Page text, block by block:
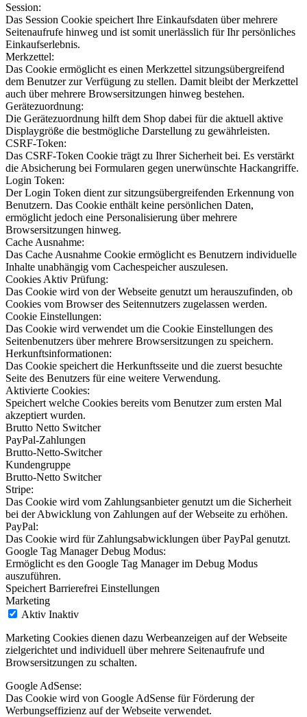
Session:
Das Session Cookie speichert Ihre Einkaufsdaten über mehrere
Seitenaufrufe hinweg und ist somit unerlässlich für Ihr persönliches
Einkaufserlebnis.
Merkzettel:
Das Cookie ermöglicht es einen Merkzettel sitzungsübergreifend
dem Benutzer zur Verfügung zu stellen. Damit bleibt der Merkzettel
auch über mehrere Browsersitzungen hinweg bestehen.
Gerätezuordnung:
Die Gerätezuordnung hilft dem Shop dabei für die aktuell aktive
Displaygröße die bestmögliche Darstellung zu gewährleisten.
CSRF-Token:
Das CSRF-Token Cookie trägt zu Ihrer Sicherheit bei. Es verstärkt
die Absicherung bei Formularen gegen unerwünschte Hackangriffe.
Login Token:
Der Login Token dient zur sitzungsübergreifenden Erkennung von
Benutzern. Das Cookie enthält keine persönlichen Daten,
ermöglicht jedoch eine Personalisierung über mehrere
Browsersitzungen hinweg.
Cache Ausnahme:
Das Cache Ausnahme Cookie ermöglicht es Benutzern individuelle
Inhalte unabhängig vom Cachespeicher auszulesen.
Cookies Aktiv Prüfung:
Das Cookie wird von der Webseite genutzt um herauszufinden, ob
Cookies vom Browser des Seitennutzers zugelassen werden.
Cookie Einstellungen:
Das Cookie wird verwendet um die Cookie Einstellungen des
Seitenbenutzers über mehrere Browsersitzungen zu speichern.
Herkunftsinformationen:
Das Cookie speichert die Herkunftsseite und die zuerst besuchte
Seite des Benutzers für eine weitere Verwendung.
Aktivierte Cookies:
Speichert welche Cookies bereits vom Benutzer zum ersten Mal
akzeptiert wurden.
Brutto Netto Switcher
PayPal-Zahlungen
Brutto-Netto-Switcher
Kundengruppe
Brutto-Netto Switcher
Stripe:
Das Cookie wird vom Zahlungsanbieter genutzt um die Sicherheit
bei der Abwicklung von Zahlungen auf der Webseite zu erhöhen.
PayPal:
Das Cookie wird für Zahlungsabwicklungen über PayPal genutzt.
Google Tag Manager Debug Modus:
Ermöglicht es den Google Tag Manager im Debug Modus
auszuführen.
Speichert Barrierefrei Einstellungen
Marketing
Aktiv Inaktiv
Marketing Cookies dienen dazu Werbeanzeigen auf der Webseite
zielgerichtet und individuell über mehrere Seitenaufrufe und
Browsersitzungen zu schalten.
Google AdSense:
Das Cookie wird von Google AdSense für Förderung der
Werbungseffizienz auf der Webseite verwendet.